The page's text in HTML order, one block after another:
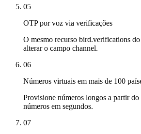
05
OTP por voz via verificações
O mesmo recurso bird.verifications
alterar o campo channel.
06
Números virtuais em mais de 100
Provisione números longos a partir
números em segundos.
07